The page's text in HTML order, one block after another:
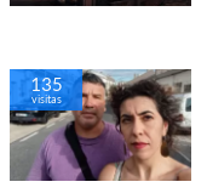
128
visitas